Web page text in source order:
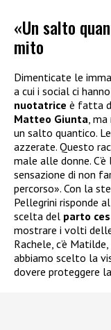
«Un salto
mito
Dimenticate le
a cui i social ci
nuotatrice è fatta
Matteo Giunta ,
un salto quantico.
azzerate. Questo
male alle donne.
sensazione di non
percorso». Con la
Pellegrini risponde
scelta del parto
mostrare i volti
Rachele, c’è
abbiamo scelto la
dovere proteggere